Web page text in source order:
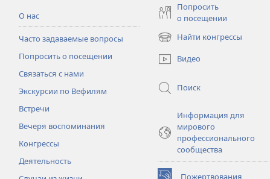
О нас
Часто задаваемые вопросы
Попросить о посещении
Связаться с нами
Экскурсии по Вефилям
Встречи
Вечеря воспоминания
Конгрессы
Деятельность
Попросить
о посещении
Найти конгрессы
(открывается
в
новом
Видео
Поиск
Информация для
мирового
профессионального
сообщества
Пожертвования